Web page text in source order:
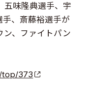
五味隆典選手、宇
手、斎藤裕選手が
ン、ファイトパン
top/373